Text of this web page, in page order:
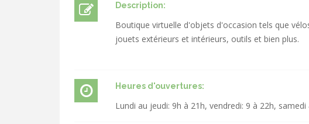
Description:
Boutique virtuelle d'objets d'occasion tels que
jouets extérieurs et intérieurs, outils et bien plus.
Heures d'ouvertures:
Lundi au jeudi: 9h à 21h, vendredi: 9 à 22h,